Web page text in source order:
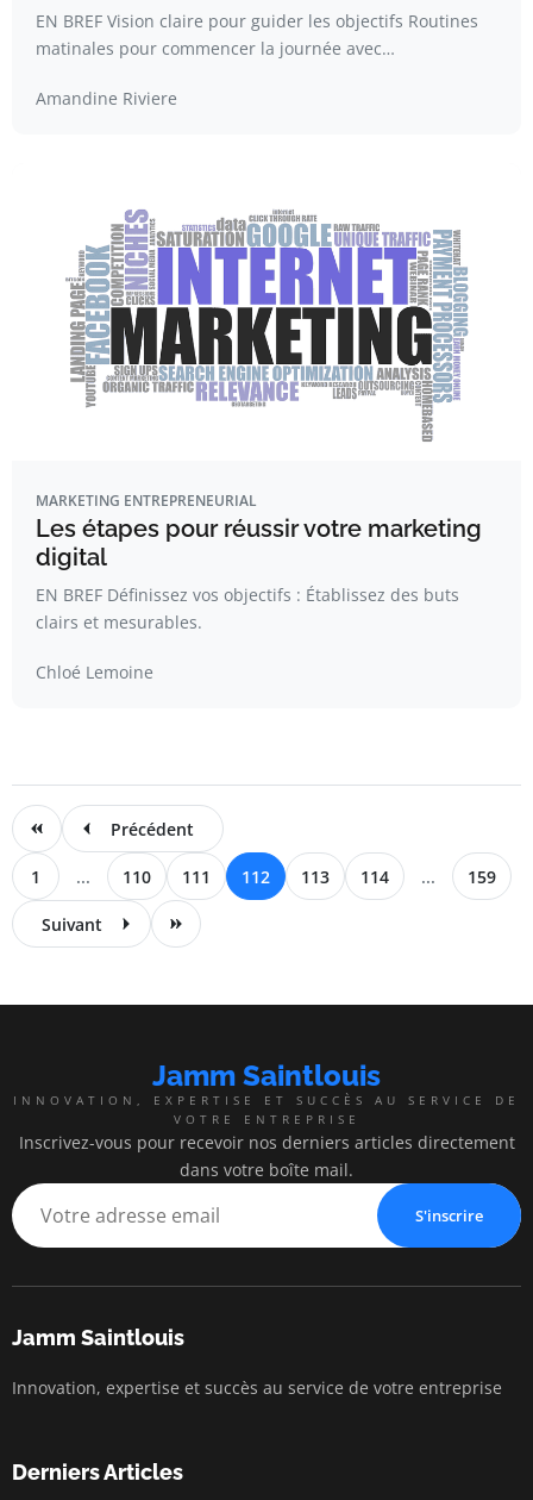
EN BREF Vision claire pour guider les objectifs Routines
matinales pour commencer la journée avec…
Amandine Riviere
MARKETING ENTREPRENEURIAL
Les étapes pour réussir votre marketing
digital
EN BREF Définissez vos objectifs : Établissez des buts
clairs et mesurables.
Chloé Lemoine
Précédent
1 ... 110 111 112 113 114 ... 159
Suivant
Jamm Saintlouis
INNOVATION, EXPERTISE ET SUCCÈS AU SERVICE DE
VOTRE ENTREPRISE
Inscrivez-vous pour recevoir nos derniers articles directement
dans votre boîte mail.
S'inscrire
Jamm Saintlouis
Innovation, expertise et succès au service de votre entreprise
Derniers Articles